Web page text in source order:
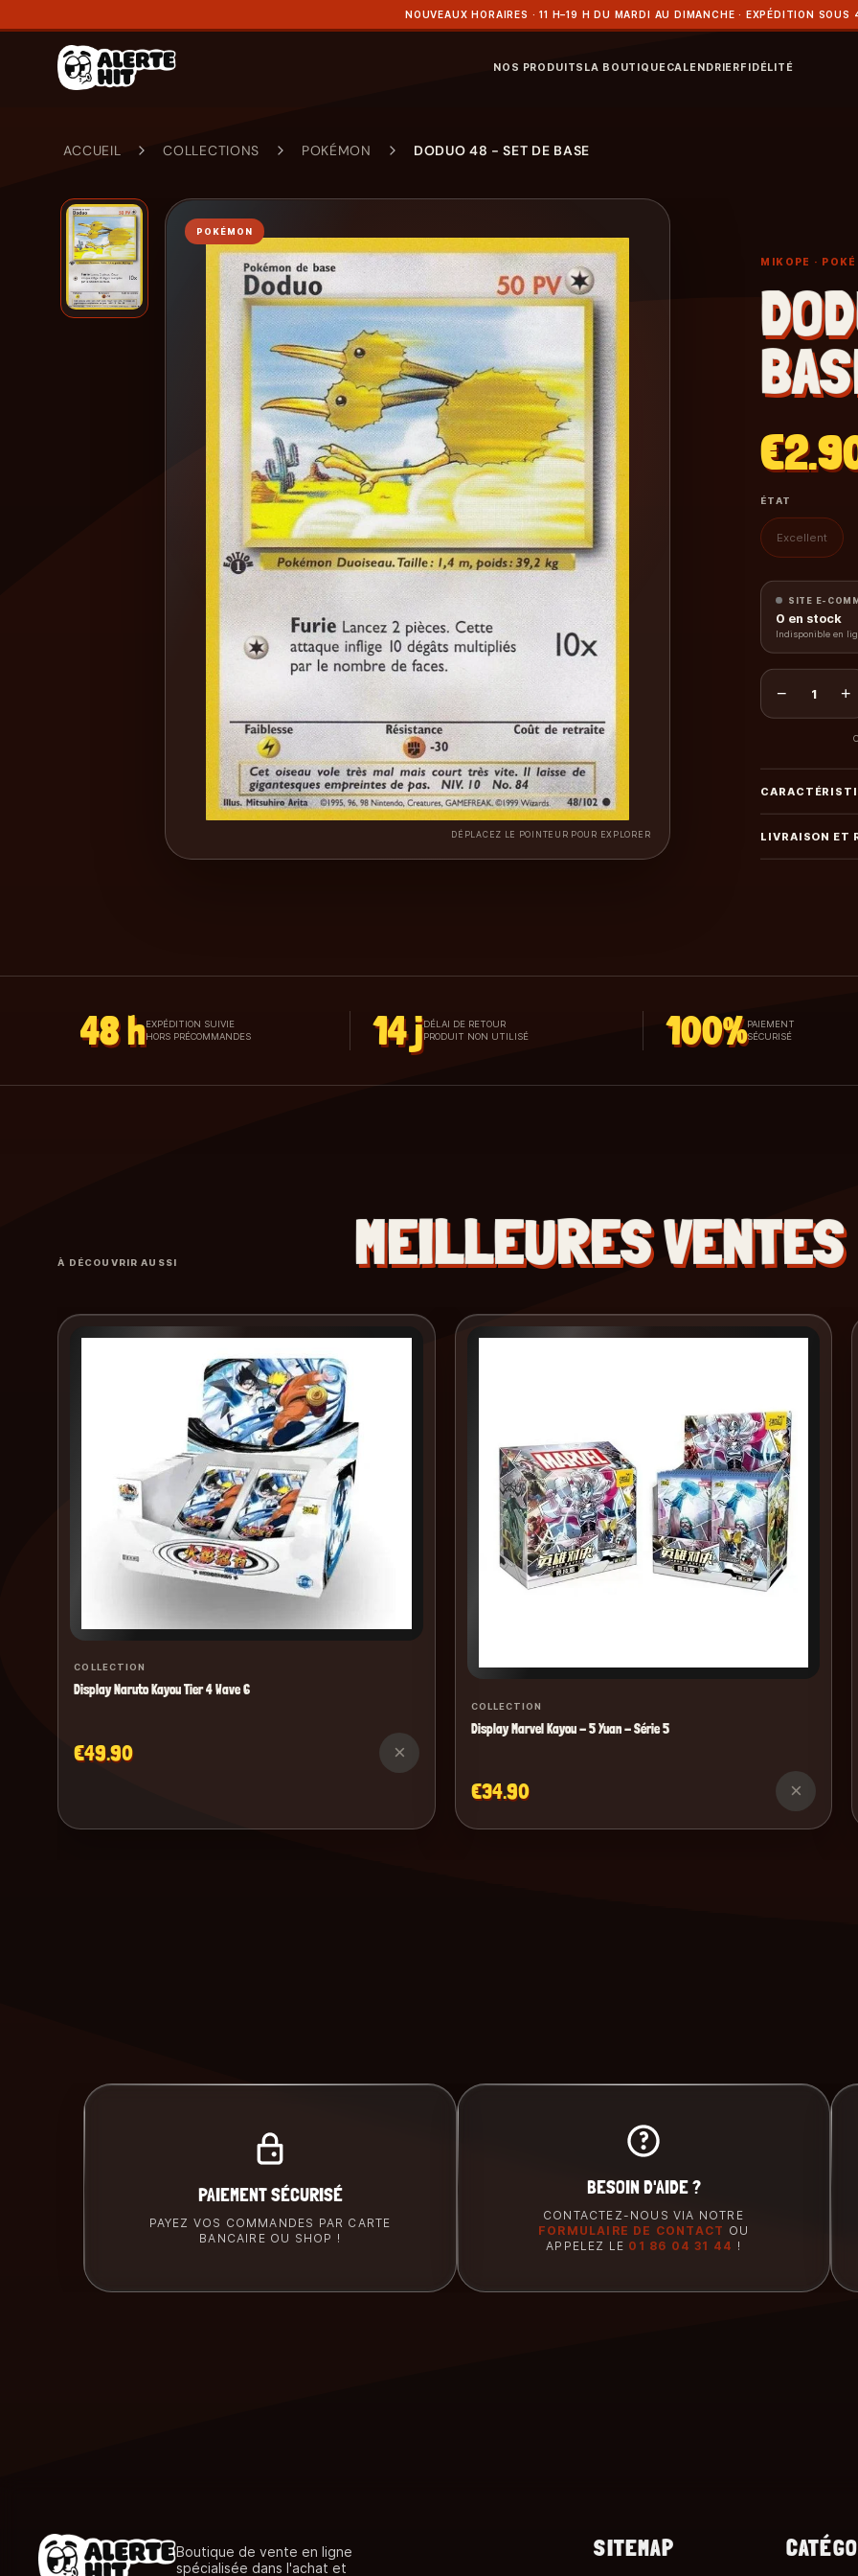
NOUVEAUX HORAIRES · 11 H–19 H DU MARDI AU DIMANCHE · EXPÉDITION SOUS
NOS PRODUITS LA BOUTIQUECALENDRIERFIDÉLITÉ
ACCUEIL COLLECTIONS POKÉMON DODUO 48 - SET DE BASE
POKÉMON
DÉPLACEZ LE POINTEUR POUR EXPLORER
MIKOPE ·
ÉTAT
Excellent
SITE E-
0 en stock
Indisponible en
− 1 +
LIVRAISON ET
48 hEXPÉDITION SUIVIE
HORS PRÉCOMMANDES
14 jDÉLAI DE RETOUR
PRODUIT NON UTILISÉ
100%PAIEMENT
SÉCURISÉ
À DÉCOUVRIR AUSSI MEILLEURES VENTES
COLLECTION
Display Naruto Kayou Tier 4 Wave 6
€49.90 ×
COLLECTION
Display Marvel Kayou - 5 Yuan - Série 5
€34.90 ×
PAIEMENT SÉCURISÉ
PAYEZ VOS COMMANDES PAR CARTE
BANCAIRE OU SHOP !
BESOIN D'AIDE ?
CONTACTEZ-NOUS VIA NOTRE
FORMULAIRE DE CONTACT OU
APPELEZ LE 01 86 04 31 44 !
Boutique de vente en ligne
spécialisée dans l'achat et
SITEMAP